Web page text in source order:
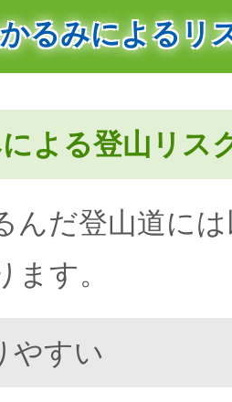
るみによるリ
よる登山リス
んだ登山道に
ます。
やすい